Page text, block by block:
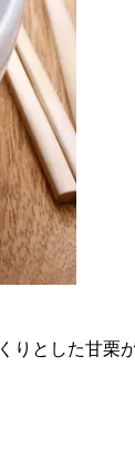
とした甘栗